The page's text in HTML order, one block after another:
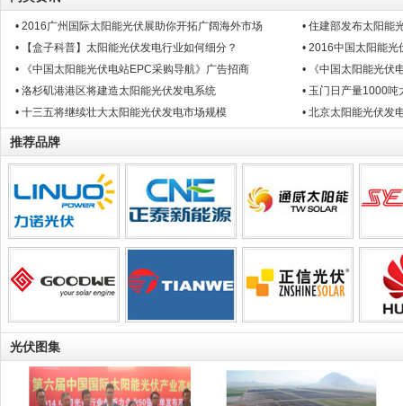
• 2016广州国际太阳能光伏展助你开拓广阔海外市场
• 住建部发布太阳能
• 【盒子科普】太阳能光伏发电行业如何细分？
• 2016中国太阳能
• 《中国太阳能光伏电站EPC采购导航》广告招商
• 《中国太阳能光伏
• 洛杉矶港港区将建造太阳能光伏发电系统
• 玉门日产量1000
• 十三五将继续壮大太阳能光伏发电市场规模
• 北京太阳能光伏发
推荐品牌
光伏图集